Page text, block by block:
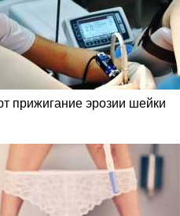
прижигание эрозии шейки